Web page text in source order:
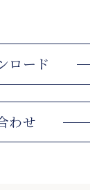
わせ
ロード